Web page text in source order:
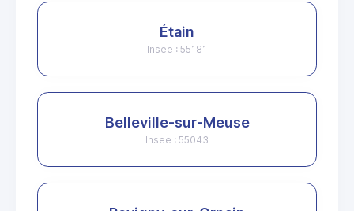
Étain
Insee : 55181
Belleville-sur-Meuse
Insee : 55043